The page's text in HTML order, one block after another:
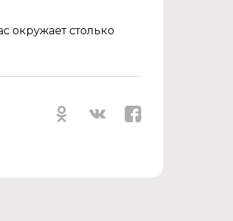
окружает столько